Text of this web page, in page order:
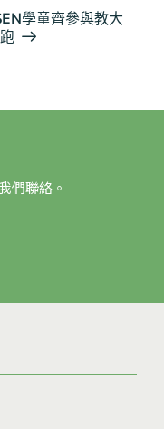
學童齊參與教大
們聯絡。